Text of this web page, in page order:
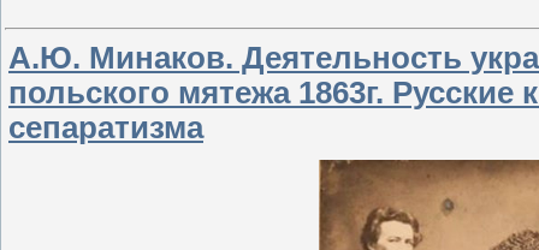
А.Ю. Минаков. Деятельность
польского мятежа 1863г.
сепаратизма